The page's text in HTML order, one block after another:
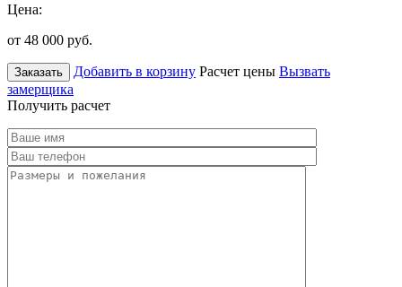
Цена:
от 48 000 руб.
Заказать Добавить в корзину Расчет цены Вызвать
замерщика
Получить расчет